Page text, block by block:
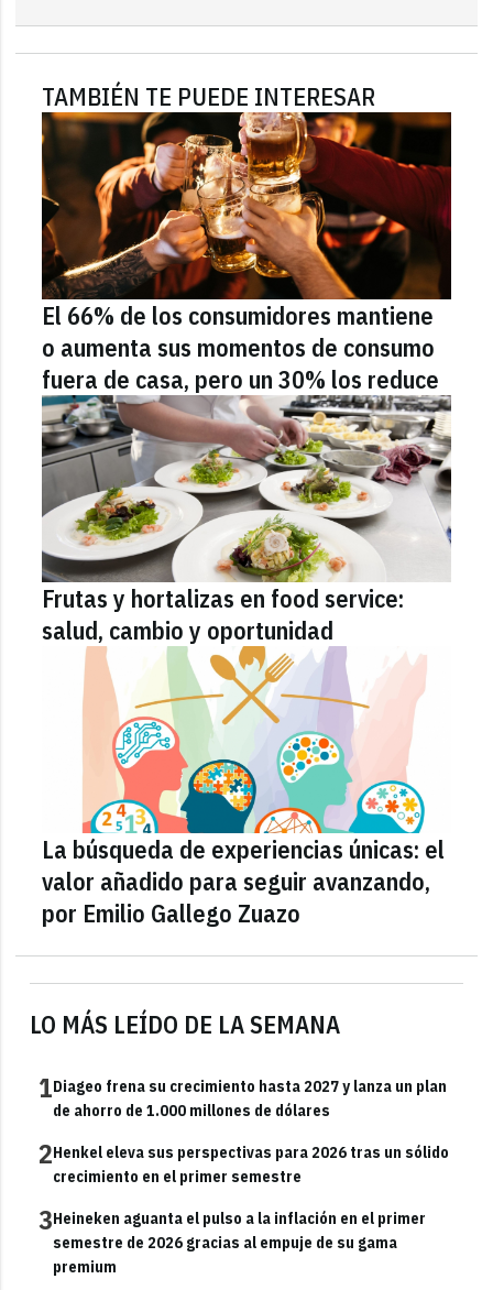
LO MÁS LEÍDO DE LA SEMANA
1Diageo frena su crecimiento hasta 2027 y lanza un plan
de ahorro de 1.000 millones de dólares
2Henkel eleva sus perspectivas para 2026 tras un sólido
crecimiento en el primer semestre
3Heineken aguanta el pulso a la inflación en el primer
semestre de 2026 gracias al empuje de su gama
premium
TAMBIÉN TE PUEDE INTERESAR
El 66% de los consumidores mantiene
o aumenta sus momentos de consumo
fuera de casa, pero un 30% los reduce
Frutas y hortalizas en food service:
salud, cambio y oportunidad
La búsqueda de experiencias únicas: el
valor añadido para seguir avanzando,
por Emilio Gallego Zuazo